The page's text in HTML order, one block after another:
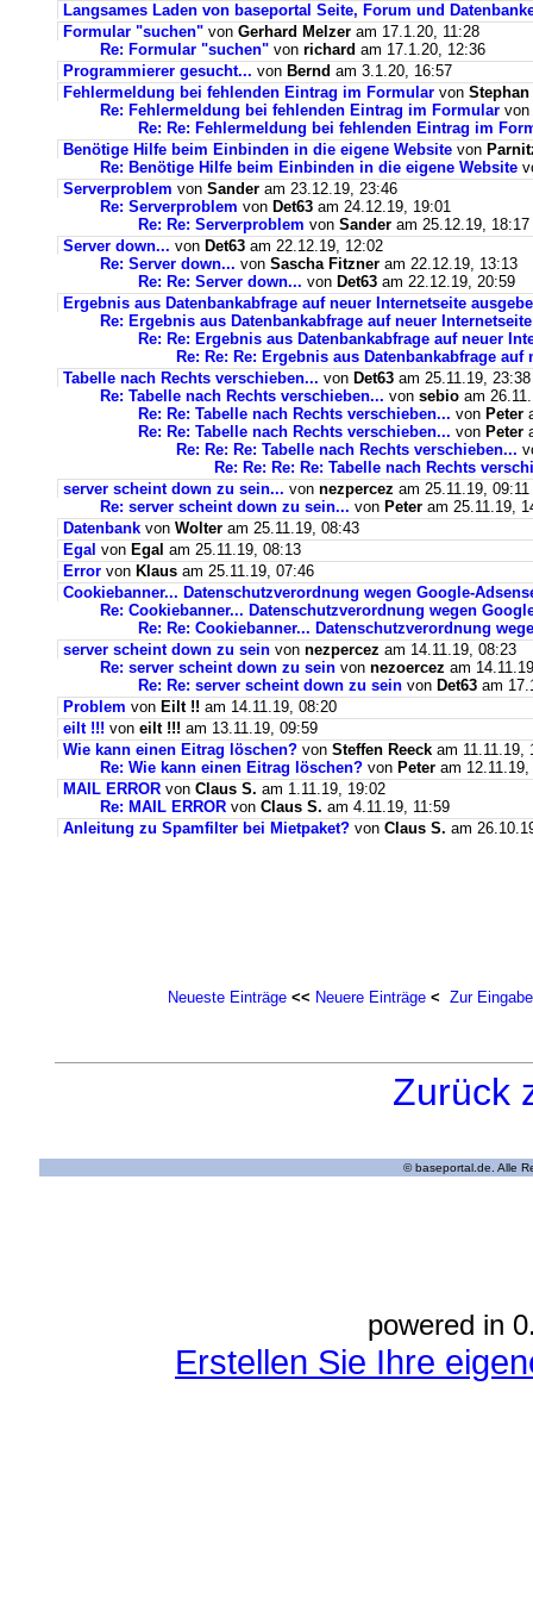
Langsames Laden von baseportal Seite, Forum und
Formular "suchen" von Gerhard Melzer am 17.1.20, 11:28
Re: Formular "suchen" von richard am 17.1.20, 12:36
Programmierer gesucht... von Bernd am 3.1.20, 16:57
Fehlermeldung bei fehlenden Eintrag im Formular von
Re: Fehlermeldung bei fehlenden Eintrag im Formular von
Re: Re: Fehlermeldung bei fehlenden Eintrag im
Benötige Hilfe beim Einbinden in die eigene Website von
Re: Benötige Hilfe beim Einbinden in die eigene Website
Serverproblem von Sander am 23.12.19, 23:46
Re: Serverproblem von Det63 am 24.12.19, 19:01
Re: Re: Serverproblem von Sander am 25.12.19, 18:17
Server down... von Det63 am 22.12.19, 12:02
Re: Server down... von Sascha Fitzner am 22.12.19, 13:13
Re: Re: Server down... von Det63 am 22.12.19, 20:59
Ergebnis aus Datenbankabfrage auf neuer Internetseite
Re: Ergebnis aus Datenbankabfrage auf neuer
Re: Re: Ergebnis aus Datenbankabfrage auf neuer
Re: Re: Re: Ergebnis aus Datenbankabfrage
Tabelle nach Rechts verschieben... von Det63 am 25.11.19, 23:38
Re: Tabelle nach Rechts verschieben... von sebio am
Re: Re: Tabelle nach Rechts verschieben... von Peter
Re: Re: Tabelle nach Rechts verschieben... von Peter
Re: Re: Re: Tabelle nach Rechts verschieben...
Re: Re: Re: Re: Tabelle nach Rechts
server scheint down zu sein... von nezpercez am 25.11.19, 09:11
Re: server scheint down zu sein... von Peter am 25.11.19,
Datenbank von Wolter am 25.11.19, 08:43
Egal von Egal am 25.11.19, 08:13
Error von Klaus am 25.11.19, 07:46
Cookiebanner... Datenschutzverordnung wegen Google-
Re: Cookiebanner... Datenschutzverordnung wegen
Re: Re: Cookiebanner... Datenschutzverordnung
server scheint down zu sein von nezpercez am 14.11.19, 08:23
Re: server scheint down zu sein von nezoercez am
Re: Re: server scheint down zu sein von Det63 am
Problem von Eilt !! am 14.11.19, 08:20
eilt !!! von eilt !!! am 13.11.19, 09:59
Wie kann einen Eitrag löschen? von Steffen Reeck am 11.11.19,
Re: Wie kann einen Eitrag löschen? von Peter am 12.11.19,
MAIL ERROR von Claus S. am 1.11.19, 19:02
Re: MAIL ERROR von Claus S. am 4.11.19, 11:59
Anleitung zu Spamfilter bei Mietpaket? von Claus S. am
Neueste Einträge << Neuere Einträge < Zur Eingabe
Zurück
© baseportal.de. Alle
powered in
Erstellen Sie Ihre